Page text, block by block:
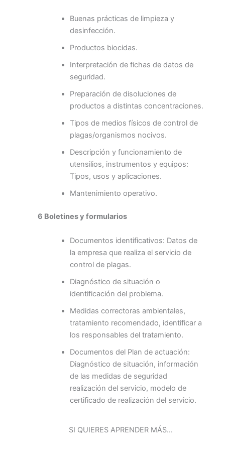
Buenas prácticas de limpieza y
desinfección.
Productos biocidas.
Interpretación de fichas de datos de
seguridad.
Preparación de disoluciones de
productos a distintas concentraciones.
Tipos de medios físicos de control de
plagas/organismos nocivos.
Descripción y funcionamiento de
utensilios, instrumentos y equipos:
Tipos, usos y aplicaciones.
Mantenimiento operativo.
6 Boletines y formularios
Documentos identificativos: Datos de
la empresa que realiza el servicio de
control de plagas.
Diagnóstico de situación o
identificación del problema.
Medidas correctoras ambientales,
tratamiento recomendado, identificar a
los responsables del tratamiento.
Documentos del Plan de actuación:
Diagnóstico de situación, información
de las medidas de seguridad
realización del servicio, modelo de
certificado de realización del servicio.
SI QUIERES APRENDER MÁS…